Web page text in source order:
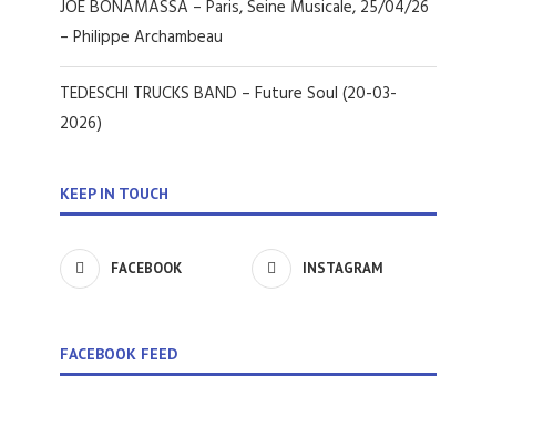
JOE BONAMASSA – Paris, Seine Musicale, 25/04/26
– Philippe Archambeau
TEDESCHI TRUCKS BAND – Future Soul (20-03-
2026)
KEEP IN TOUCH
FACEBOOK INSTAGRAM
FACEBOOK FEED